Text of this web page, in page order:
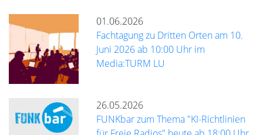
01.06.2026
Fachtagung zu Dritten Orten am 10.
Juni 2026 ab 10:00 Uhr im
Media:TURM LU
26.05.2026
FUNKbar zum Thema "KI-Richtlinien